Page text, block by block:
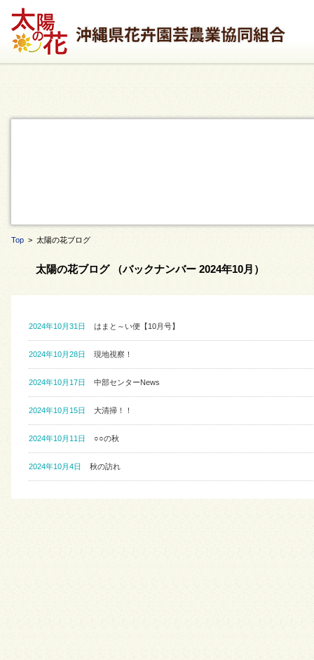
Top > 太陽の花ブログ
太陽の花ブログ （バックナンバー 2024年10月）
2024年10月31日 はまと～い便【10月号】
2024年10月28日 現地視察！
2024年10月17日 中部センターNews
2024年10月15日 大清掃！！
2024年10月11日 ○○の秋
2024年10月4日 秋の訪れ